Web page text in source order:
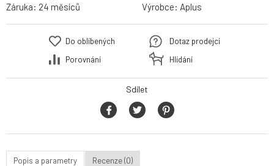
Záruka: 24 měsíců Výrobce: Aplus
Do oblíbených
Porovnání
Dotaz prodejci
Hlídání
Sdílet
Popis a parametry Recenze (0)